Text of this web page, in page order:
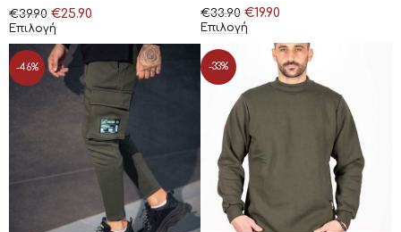
€39.90 €25.90
Επιλογή
€33.90 €19.90
Επιλογή
-33%
-46%